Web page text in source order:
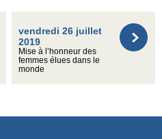
vendredi 26 juillet
2019
Mise à l’honneur des
femmes élues dans le
monde